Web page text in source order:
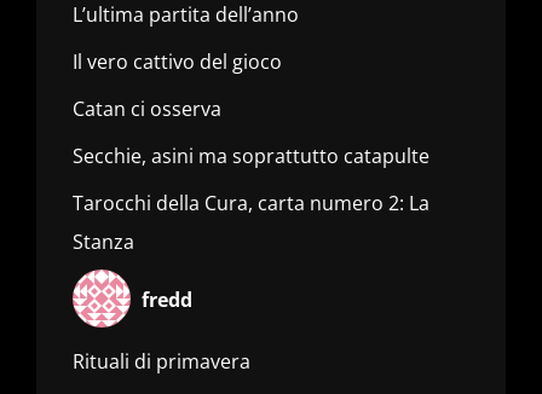
L’ultima partita dell’anno
Il vero cattivo del gioco
Catan ci osserva
Secchie, asini ma soprattutto catapulte
Tarocchi della Cura, carta numero 2: La
Stanza
fredd
Rituali di primavera